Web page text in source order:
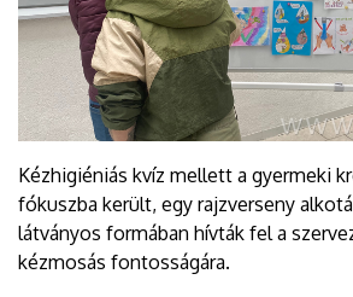
Kézhigiéniás kvíz mellett a gyermeki
fókuszba került, egy rajzverseny
látványos formában hívták fel a
kézmosás fontosságára.